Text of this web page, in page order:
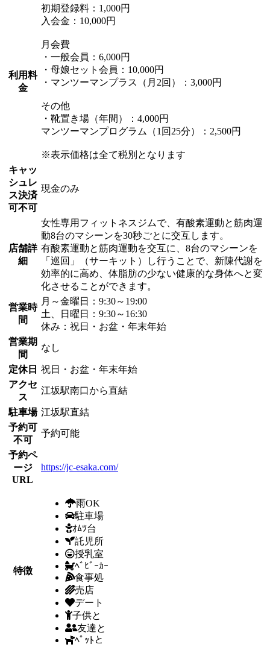
利用料
金
初期登録料：1,000円
入会金：10,000円
月会費
・一般会員：6,000円
・母娘セット会員：10,000円
・マンツーマンプラス（月2回）：3,000円
その他
・靴置き場（年間）：4,000円
マンツーマンプログラム（1回25分）：2,500円
※表示価格は全て税別となります
キャッ
シュレ
ス決済
可不可
現金のみ
店舗詳
細
女性専用フィットネスジムで、有酸素運動と筋肉運
動8台のマシーンを30秒ごとに交互します。
有酸素運動と筋肉運動を交互に、8台のマシーンを
「巡回」（サーキット）し行うことで、新陳代謝を
効率的に高め、体脂肪の少ない健康的な身体へと変
化させることができます。
営業時
間
月～金曜日：9:30～19:00
土、日曜日：9:30～16:30
休み：祝日・お盆・年末年始
営業期
間
なし
定休日 祝日・お盆・年末年始
アクセ
ス
江坂駅南口から直結
駐車場 江坂駅直結
予約可
不可
予約可能
予約ペ
ージ
URL
https://jc-esaka.com/
特徴
雨OK
駐車場
ｵﾑﾂ台
託児所
授乳室
ﾍﾞﾋﾞｰｶｰ
食事処
売店
デート
子供と
友達と
ﾍﾟｯﾄと